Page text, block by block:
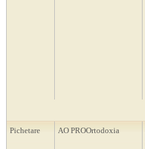
Pichetare AO PROOrtodoxia